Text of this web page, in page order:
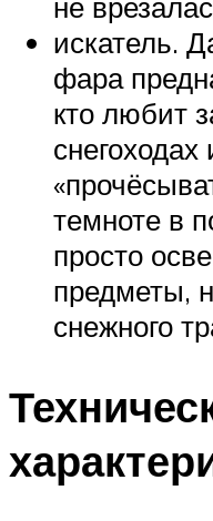
искатель.
фара
кто любит
снегоходах
темноте в
просто
предметы,
снежного